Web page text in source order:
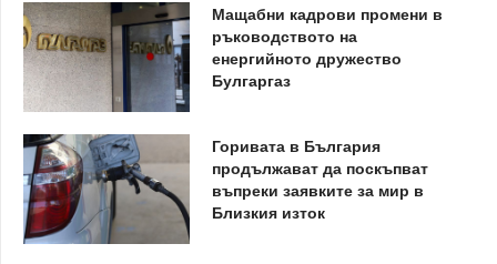
Мащабни кадрови промени в
ръководството на
енергийното дружество
Булгаргаз
Горивата в България
продължават да поскъпват
въпреки заявките за мир в
Близкия изток